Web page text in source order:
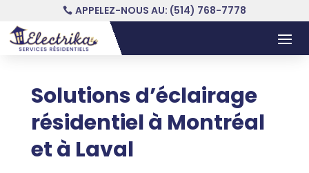
APPELEZ-NOUS AU: (514) 768-7778
Solutions d’éclairage
résidentiel à Montréal
et à Laval